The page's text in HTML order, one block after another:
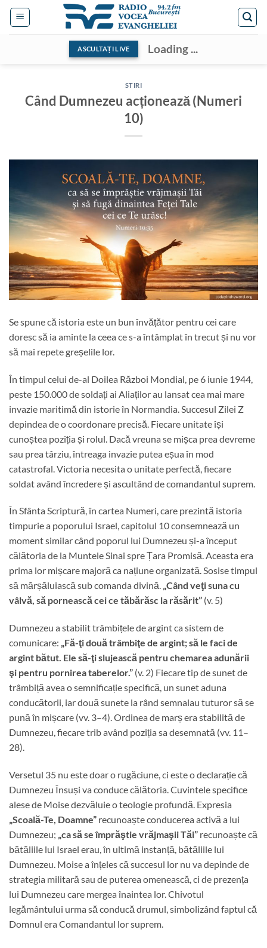
Skip
ASCULTAȚI LIVE Loading ...
STIRI
Când Dumnezeu acționează (Numeri
10)
Se spune că istoria este un bun învățător pentru cei care
doresc să ia aminte la ceea ce s-a întâmplat în trecut și nu vor
să mai repete greșelile lor.
În timpul celui de-al Doilea Război Mondial, pe 6 iunie 1944,
peste 150.000 de soldați ai Aliaților au lansat cea mai mare
invazie maritimă din istorie în Normandia. Succesul Zilei Z
depindea de o coordonare precisă. Fiecare unitate își
cunoștea poziția și rolul. Dacă vreuna se mișca prea devreme
sau prea târziu, întreaga invazie putea eșua în mod
catastrofal. Victoria necesita o unitate perfectă, fiecare
soldat având încredere și ascultând de comandantul suprem.
În Sfânta Scriptură, în cartea Numeri, care prezintă istoria
timpurie a poporului Israel, capitolul 10 consemnează un
moment similar când poporul lui Dumnezeu și-a început
călătoria de la Muntele Sinai spre Țara Promisă. Aceasta era
prima lor mișcare majoră ca națiune organizată. Sosise timpul
să mărșăluiască sub comanda divină. „Când veţi suna cu
vâlvă, să pornească cei ce tăbărăsc la răsărit” (v. 5)
Dumnezeu a stabilit trâmbițele de argint ca sistem de
comunicare: „Fă-ţi două trâmbiţe de argint; să le faci de
argint bătut. Ele să-ţi slujească pentru chemarea adunării
şi pentru pornirea taberelor.” (v. 2) Fiecare tip de sunet de
trâmbiță avea o semnificație specifică, un sunet aduna
conducătorii, iar două sunete la rând semnalau tuturor să se
pună în mișcare (vv. 3–4). Ordinea de marș era stabilită de
Dumnezeu, fiecare trib având poziția sa desemnată (vv. 11–
28).
Versetul 35 nu este doar o rugăciune, ci este o declarație că
Dumnezeu Însuși va conduce călătoria. Cuvintele specifice
alese de Moise dezvăluie o teologie profundă. Expresia
„Scoală-Te, Doamne” recunoaște conducerea activă a lui
Dumnezeu; „ca să se împrăştie vrăjmaşii Tăi” recunoaște că
bătăliile lui Israel erau, în ultimă instanță, bătăliile lui
Dumnezeu. Moise a înțeles că succesul lor nu va depinde de
strategia militară sau de puterea omenească, ci de prezența
lui Dumnezeu care mergea înaintea lor. Chivotul
legământului urma să conducă drumul, simbolizând faptul că
Domnul era Comandantul lor suprem.